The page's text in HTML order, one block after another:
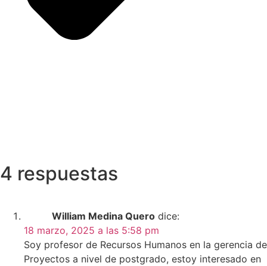
4 respuestas
William Medina Quero dice:
18 marzo, 2025 a las 5:58 pm
Soy profesor de Recursos Humanos en la gerencia de
Proyectos a nivel de postgrado, estoy interesado en